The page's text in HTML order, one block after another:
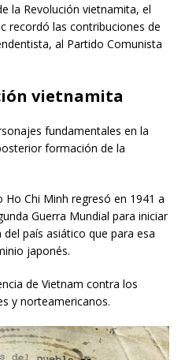
la Revolución vietnamita, el
recordó las contribuciones de
al Partido Comunista
vietnamita
fundamentales en la
formación de la
Ho Chi Minh regresó en 1941 a
Guerra Mundial para iniciar
país asiático que para esa
japonés.
de Vietnam contra los
y norteamericanos.